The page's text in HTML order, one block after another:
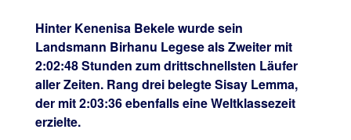
Hinter Kenenisa Bekele wurde sein
Landsmann Birhanu Legese als Zweiter mit
2:02:48 Stunden zum drittschnellsten Läufer
aller Zeiten. Rang drei belegte Sisay Lemma,
der mit 2:03:36 ebenfalls eine Weltklassezeit
erzielte.